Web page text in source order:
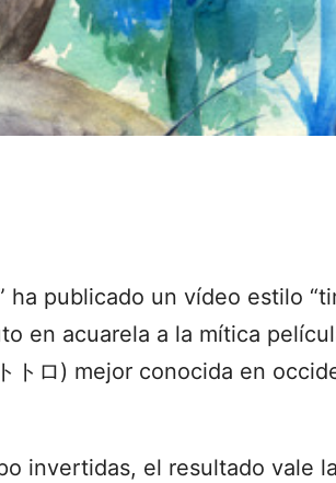
ha publicado un vídeo estilo
en acuarela a la mítica
トロ) mejor conocida en
invertidas, el resultado vale